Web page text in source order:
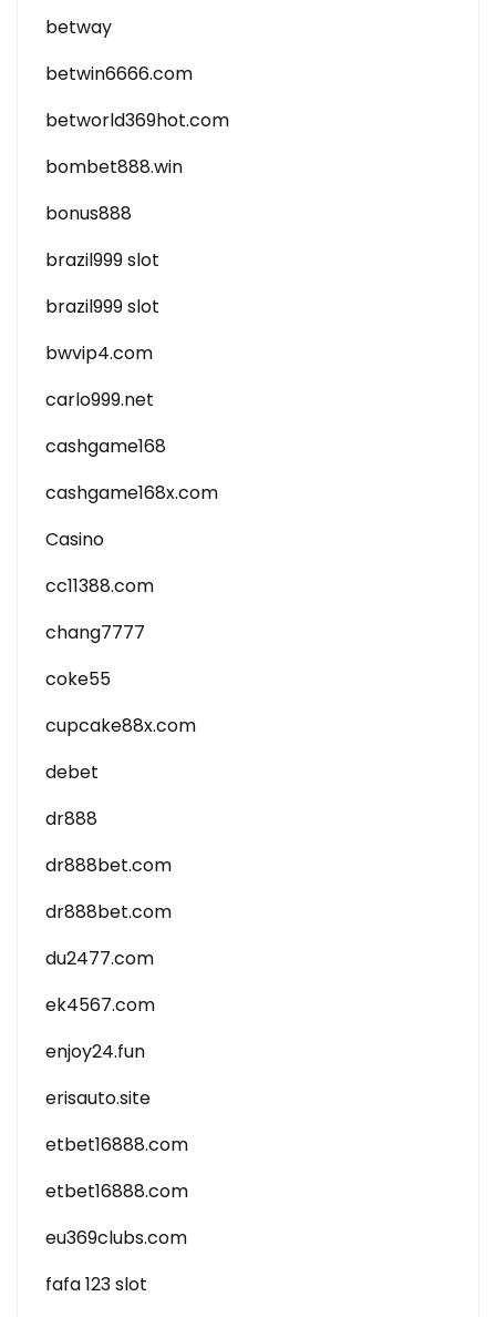
betway
betwin6666.com
betworld369hot.com
bombet888.win
bonus888
brazil999 slot
brazil999 slot
bwvip4.com
carlo999.net
cashgame168
cashgame168x.com
Casino
cc11388.com
chang7777
coke55
cupcake88x.com
debet
dr888
dr888bet.com
dr888bet.com
du2477.com
ek4567.com
enjoy24.fun
erisauto.site
etbet16888.com
etbet16888.com
eu369clubs.com
fafa 123 slot